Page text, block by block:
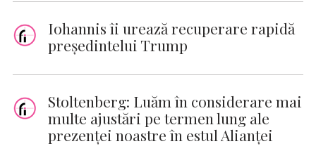
Iohannis îi urează recuperare rapidă
preşedintelui Trump
Stoltenberg: Luăm în considerare mai
multe ajustări pe termen lung ale
prezenţei noastre în estul Alianţei